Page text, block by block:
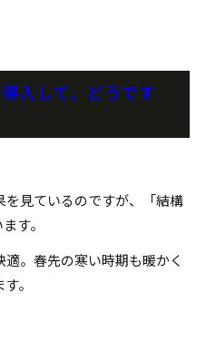
入して、どうです
見ているのですが、「結構
す。
。春先の寒い時期も暖かく
。